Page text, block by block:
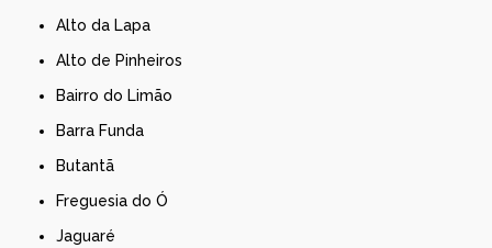
Alto da Lapa
Alto de Pinheiros
Bairro do Limão
Barra Funda
Butantã
Freguesia do Ó
Jaguaré